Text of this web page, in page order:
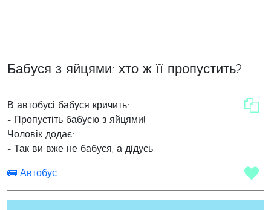
Бабуся з яйцями: хто ж її пропустить?
В автобусі бабуся кричить:
- Пропустіть бабусю з яйцями!
Чоловік додає:
- Так ви вже не бабуся, а дідусь.
🚌 Автобус